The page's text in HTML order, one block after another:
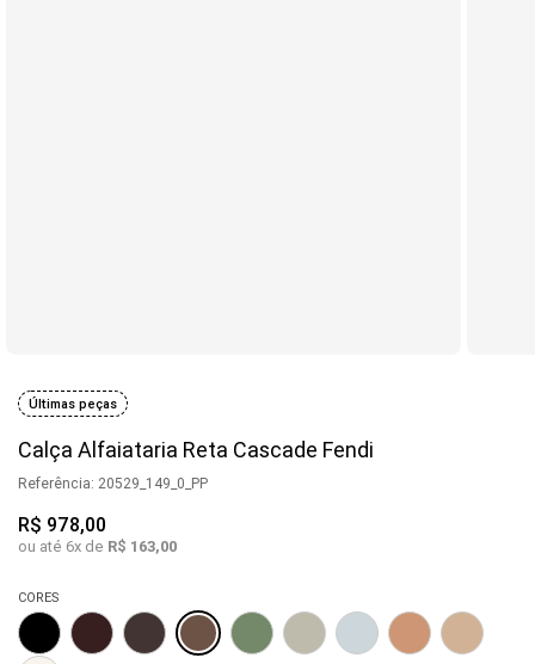
Últimas peças
Calça Alfaiataria Reta Cascade Fendi
Referência: 20529_149_0_PP
R$ 978,00
ou até 6x de R$ 163,00
CORES